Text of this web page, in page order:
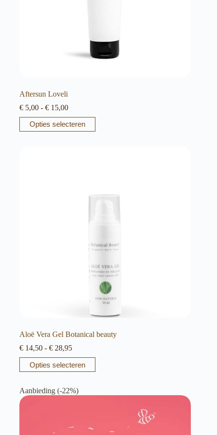
Aftersun Loveli
€ 5,00 - € 15,00Prijsklasse:
€ 5,00
tot
€ 15,00
Opties selecteren
product
Aloë Vera Gel Botanical beauty
€ 14,50 - € 28,95Prijsklasse:
€ 14,50
tot
€ 28,95
Opties selecteren
product
meerdere
variaties.
Deze
Aanbieding (-22%)